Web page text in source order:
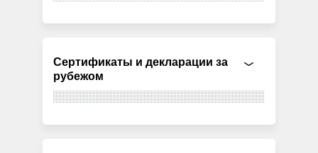
Сертификаты и декларации за
рубежом